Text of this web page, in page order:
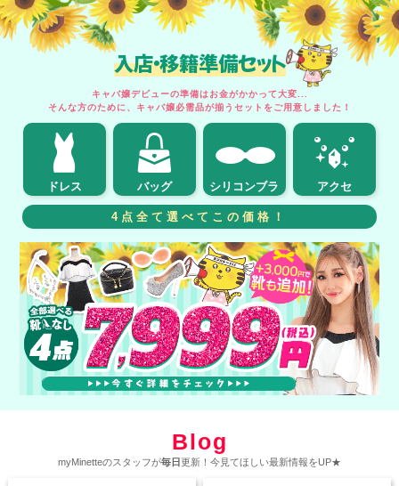
入店・移籍準備セット
キャバ嬢デビューの準備はお金がかかって大変...
そんな方のために、キャバ嬢必需品が揃うセットをご用意しました！
ドレス バッグ シリコンブラ アクセ
4点全て選べてこの価格！
Blog
myMinetteのスタッフが毎日更新！今見てほしい最新情報をUP★